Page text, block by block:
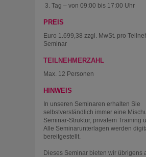
Tag – von 09:00 bis 17:00 Uhr
PREIS
Euro 1.699,38 zzgl. MwSt. pro
Seminar
TEILNEHMERZAHL
Max. 12 Personen
HINWEIS
In unseren Seminaren erhalten Sie
selbstverständlich immer eine
Seminar-Struktur, privatem Training
Alle Seminarunterlagen werden
bereitgestellt.
Dieses Seminar bieten wir übrigens